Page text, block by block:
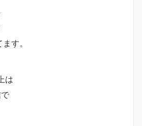
す。
は